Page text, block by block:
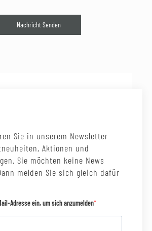
Nachricht Senden
Sie in unserem Newsletter
Aktionen und
Sie möchten keine News
melden Sie sich gleich dafür
Adresse ein, um sich anzumelden